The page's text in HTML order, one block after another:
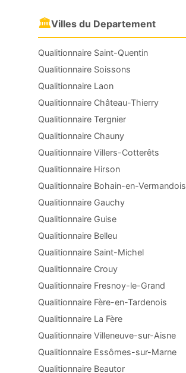
🏛Villes du Departement
Qualitionnaire Saint-Quentin
Qualitionnaire Soissons
Qualitionnaire Laon
Qualitionnaire Château-Thierry
Qualitionnaire Tergnier
Qualitionnaire Chauny
Qualitionnaire Villers-Cotterêts
Qualitionnaire Hirson
Qualitionnaire Bohain-en-Vermandois
Qualitionnaire Gauchy
Qualitionnaire Guise
Qualitionnaire Belleu
Qualitionnaire Saint-Michel
Qualitionnaire Crouy
Qualitionnaire Fresnoy-le-Grand
Qualitionnaire Fère-en-Tardenois
Qualitionnaire La Fère
Qualitionnaire Villeneuve-sur-Aisne
Qualitionnaire Essômes-sur-Marne
Qualitionnaire Beautor